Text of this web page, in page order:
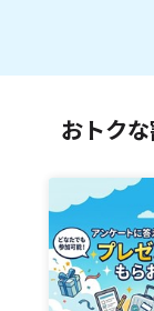
おトク